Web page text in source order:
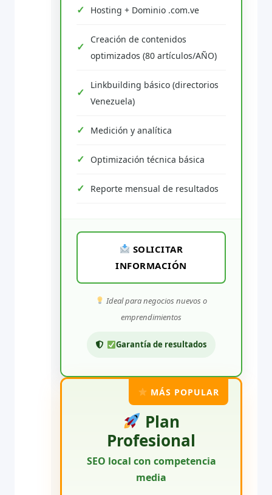
Hosting + Dominio .com.ve
Creación de contenidos
optimizados (80 artículos/AÑO)
Linkbuilding básico (directorios
Venezuela)
Medición y analítica
Optimización técnica básica
Reporte mensual de resultados
SOLICITAR
INFORMACIÓN
Ideal para negocios nuevos o
emprendimientos
Garantía de resultados
MÁS POPULAR
Plan
Profesional
SEO local con competencia
media